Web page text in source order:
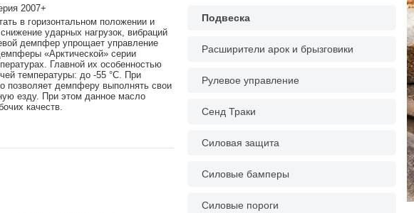
2007+
в горизонтальном положении и
ударных нагрузок, вибраций
демпфер упрощает управление
«Арктической» серии
Главной их особенностью
температуры: до -55 °С. При
позволяет демпферу выполнять свои
езду. При этом данное масло
качеств.
Подвеска
Расширители арок и брызговики
Рулевое управление
Сенд Траки
Силовая защита
Силовые бамперы
Силовые пороги